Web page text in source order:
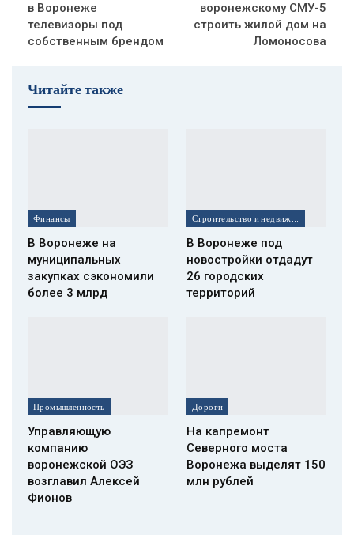
в Воронеже
телевизоры под
собственным брендом
воронежскому СМУ-5
строить жилой дом на
Ломоносова
Читайте также
Финансы
В Воронеже на
муниципальных
закупках сэкономили
более 3 млрд
В Воронеже под
новостройки отдадут
26 городских
территорий
Промышленность
Управляющую
компанию
воронежской ОЭЗ
возглавил Алексей
Фионов
Дороги
На капремонт
Северного моста
Воронежа выделят 150
млн рублей